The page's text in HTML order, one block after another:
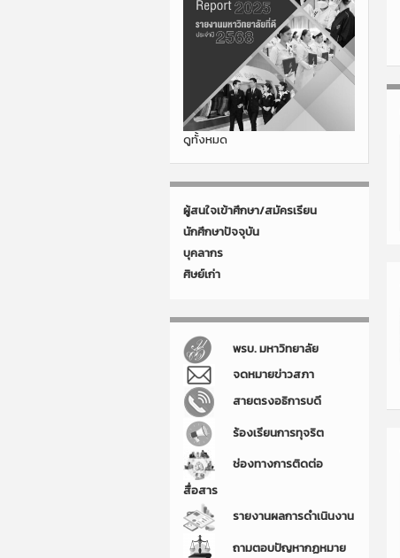
ดูทั้งหมด
ผู้สนใจเข้าศึกษา/สมัครเรียน
นักศึกษาปัจจุบัน
บุคลากร
ศิษย์เก่า
พรบ. มหาวิทยาลัย
จดหมายข่าวสภา
สายตรงอธิการบดี
ร้องเรียนการทุจริต
ช่องทางการติดต่อ
สื่อสาร
รายงานผลการดำเนินงาน
ถามตอบปัญหากฏหมาย